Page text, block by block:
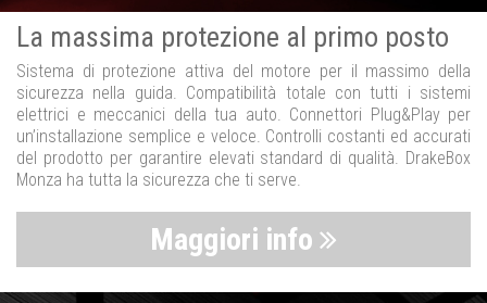
La massima protezione al primo posto
Sistema di protezione attiva del motore per il massimo della
sicurezza nella guida. Compatibilità totale con tutti i sistemi
elettrici e meccanici della tua auto. Connettori Plug&Play per
un’installazione semplice e veloce. Controlli costanti ed accurati
del prodotto per garantire elevati standard di qualità. DrakeBox
Monza ha tutta la sicurezza che ti serve.
Maggiori info